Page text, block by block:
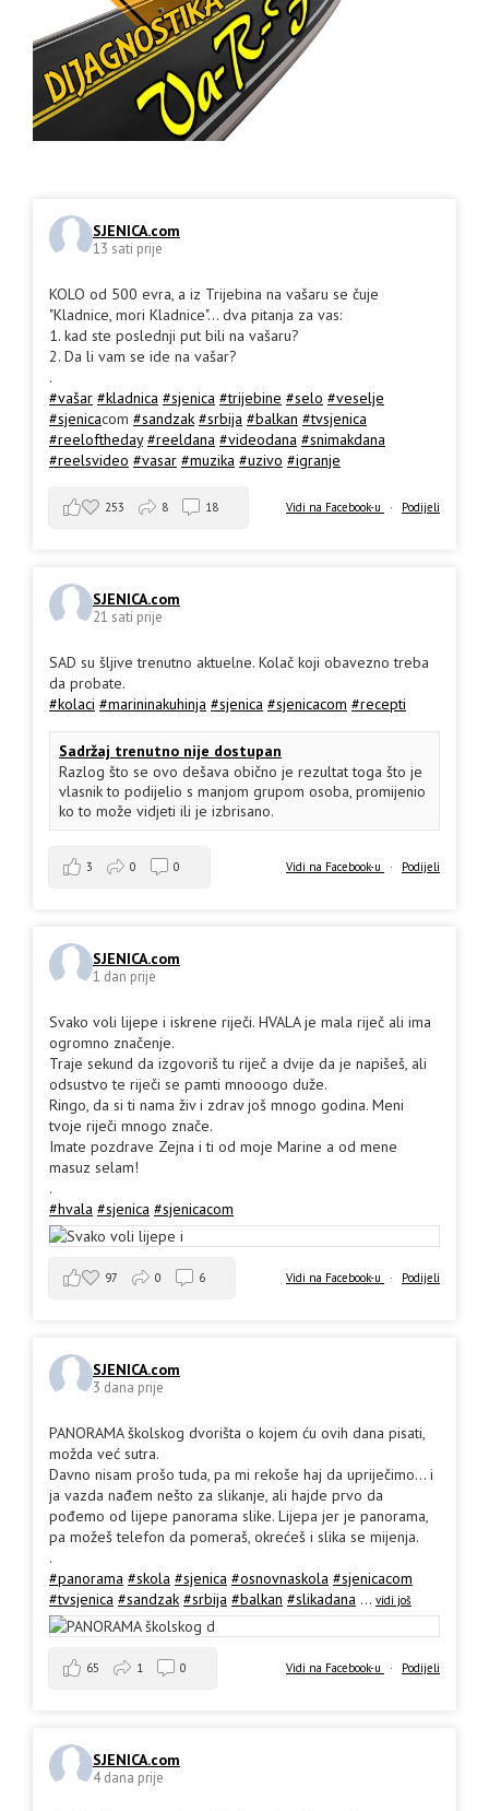
SJENICA.com
13 sati prije
KOLO od 500 evra, a iz Trijebina na vašaru se čuje
"Kladnice, mori Kladnice"... dva pitanja za vas:
1. kad ste poslednji put bili na vašaru?
2. Da li vam se ide na vašar?
.
#vašar #kladnica #sjenica #trijebine #selo #veselje
#sjenicacom #sandzak #srbija #balkan #tvsjenica
#reeloftheday #reeldana #videodana #snimakdana
#reelsvideo #vasar #muzika #uzivo #igranje
Vidi na Facebook-u · Podijeli
253 8 18
SJENICA.com
21 sati prije
SAD su šljive trenutno aktuelne. Kolač koji obavezno treba
da probate.
#kolaci #marininakuhinja #sjenica #sjenicacom #recepti
Sadržaj trenutno nije dostupan
Razlog što se ovo dešava obično je rezultat toga što je
vlasnik to podijelio s manjom grupom osoba, promijenio
ko to može vidjeti ili je izbrisano.
Vidi na Facebook-u · Podijeli
3 0 0
SJENICA.com
1 dan prije
Svako voli lijepe i iskrene riječi. HVALA je mala riječ ali ima
ogromno značenje.
Traje sekund da izgovoriš tu riječ a dvije da je napišeš, ali
odsustvo te riječi se pamti mnooogo duže.
Ringo, da si ti nama živ i zdrav još mnogo godina. Meni
tvoje riječi mnogo znače.
Imate pozdrave Zejna i ti od moje Marine a od mene
masuz selam!
.
#hvala #sjenica #sjenicacom
Vidi na Facebook-u · Podijeli
97 0 6
SJENICA.com
3 dana prije
PANORAMA školskog dvorišta o kojem ću ovih dana pisati,
možda već sutra.
Davno nisam prošo tuda, pa mi rekoše haj da upriječimo... i
ja vazda nađem nešto za slikanje, ali hajde prvo da
pođemo od lijepe panorama slike. Lijepa jer je panorama,
pa možeš telefon da pomeraš, okrećeš i slika se mijenja.
.
#panorama #skola #sjenica #osnovnaskola #sjenicacom
#tvsjenica #sandzak #srbija #balkan #slikadana ... vidi još
Vidi na Facebook-u · Podijeli
65 1 0
SJENICA.com
4 dana prije